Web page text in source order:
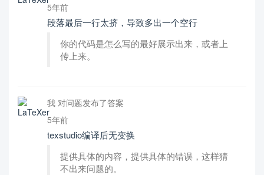
5年前
段落最后一行太挤，导致多出一个空行
你的代码是怎么写的最好展示出来，或者上
传上来。
我 对问题发布了答案
5年前
texstudio编译后无变换
提供具体的内容，提供具体的错误，这样猜
不出来问题的。